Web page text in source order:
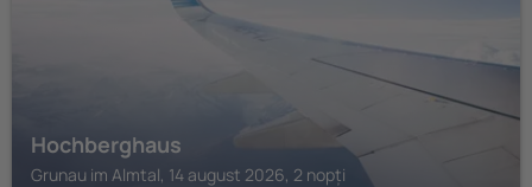
Hochberghaus
Grunau im Almtal, 14 august 2026, 2 nopți